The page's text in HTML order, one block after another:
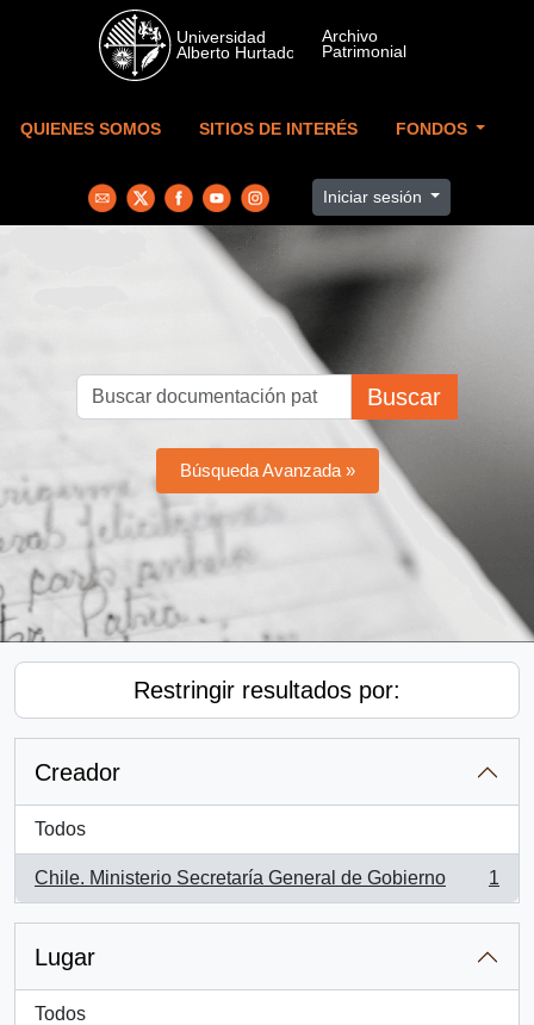
Skip to main content
QUIENES SOMOS SITIOS DE INTERÉS FONDOS
Iniciar sesión
Buscar
Búsqueda Avanzada »
Restringir resultados por:
Creador
Todos
Chile. Ministerio Secretaría General de Gobierno
, 1 resultados
1
Lugar
Todos